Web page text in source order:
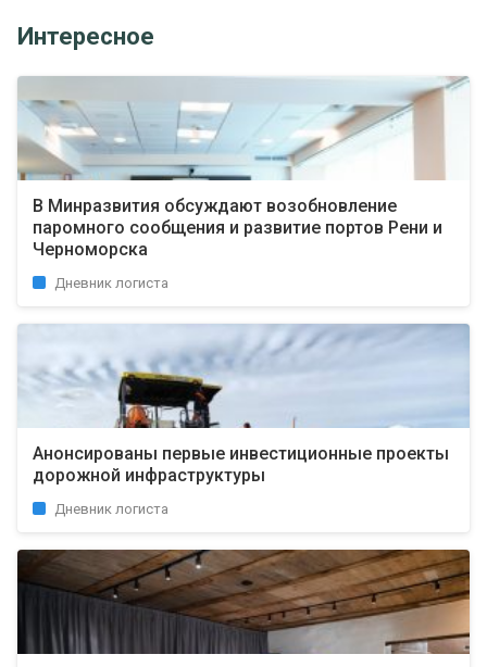
Интересное
В Минразвития обсуждают возобновление
паромного сообщения и развитие портов Рени и
Черноморска
Дневник логиста
Анонсированы первые инвестиционные проекты
дорожной инфраструктуры
Дневник логиста